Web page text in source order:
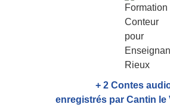
+ 2 Contes
enregistrés par Cantin le